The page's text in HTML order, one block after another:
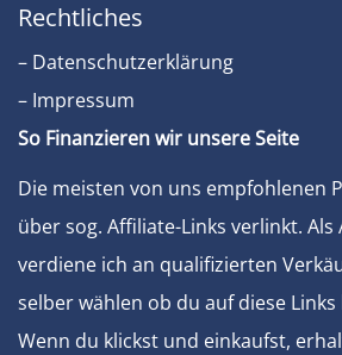
Rechtliches
– Datenschutzerklärung
– Impressum
So Finanzieren wir unsere Seite
Die meisten von uns empfohlenen
über sog. Affiliate-Links verlinkt.
verdiene ich an qualifizierten
selber wählen ob du auf diese
Wenn du klickst und einkaufst,